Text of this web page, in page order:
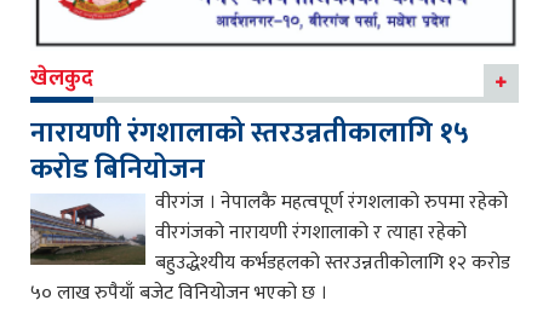
खेलकुद
नारायणी रंगशालाको स्तरउन्नतीकालागि १५
करोड बिनियोजन
वीरगंज । नेपालकै महत्वपूर्ण रंगशलाको रुपमा रहेको
वीरगंजको नारायणी रंगशालाको र त्याहा रहेको
बहुउद्धेश्यीय कर्भडहलको स्तरउन्नतीकोलागि १२ करोड
५० लाख रुपैयाँ बजेट विनियोजन भएको छ ।